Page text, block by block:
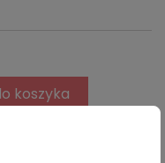
koszyka
sprzedaży.